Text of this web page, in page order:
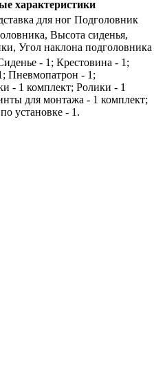
характеристики
для ног Подголовник
Высота сиденья,
Угол наклона подголовника
- 1; Крестовина - 1;
Пневмопатрон - 1;
- 1 комплект; Ролики - 1
для монтажа - 1 комплект;
установке - 1.